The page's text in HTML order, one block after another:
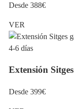
Desde 388€
VER
4-6 días
Extensión Sitges
Desde 399€